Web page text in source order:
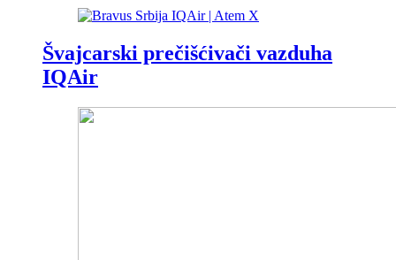
Švajcarski prečišćivači vazduha
IQAir